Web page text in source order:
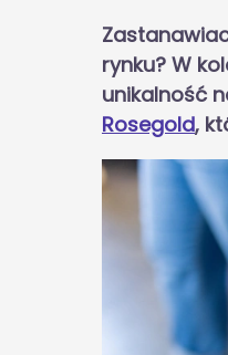
rynku? W
unikalność
Rosegold,